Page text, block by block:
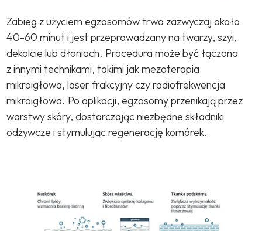
Zabieg z użyciem egzosomów trwa zazwyczaj około
40-60 minut i jest przeprowadzany na twarzy, szyi,
dekolcie lub dłoniach. Procedura może być łączona
z innymi technikami, takimi jak mezoterapia
mikroigłowa, laser frakcyjny czy radiofrekwencja
mikroigłowa. Po aplikacji, egzosomy przenikają przez
warstwy skóry, dostarczając niezbędne składniki
odżywcze i stymulując regenerację komórek.